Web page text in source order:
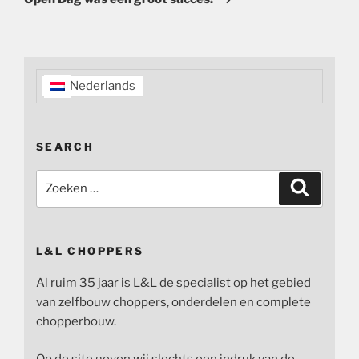
Nederlands
SEARCH
naar:
L&L CHOPPERS
Al ruim 35 jaar is L&L de specialist op het gebied
van zelfbouw choppers, onderdelen en complete
chopperbouw.